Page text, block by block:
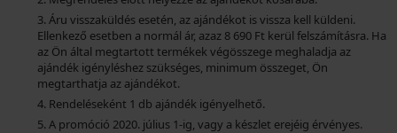
Áru visszaküldés esetén, az ajándékot is vissza kell küldeni.
Ellenkező esetben a normál ár, azaz 8 690 Ft kerül felszámításra. Ha
az Ön által megtartott termékek végösszege meghaladja az
ajándék igényléshez szükséges, minimum összeget, Ön
megtarthatja az ajándékot.
Rendeléseként 1 db ajándék igényelhető.
A promóció 2020. július 1-ig, vagy a készlet erejéig érvényes.